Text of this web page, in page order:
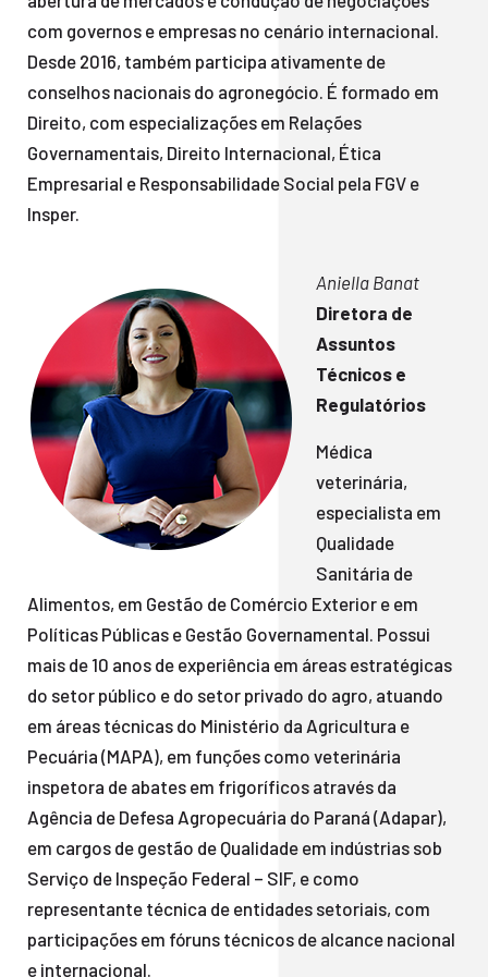
com governos e empresas no cenário internacional.
Desde 2016, também participa ativamente de
conselhos nacionais do agronegócio. É formado em
Direito, com especializações em Relações
Governamentais, Direito Internacional, Ética
Empresarial e Responsabilidade Social pela FGV e
Insper.
Aniella Banat
Diretora de
Assuntos
Técnicos e
Regulatórios
Médica
veterinária,
especialista em
Qualidade
Sanitária de
Alimentos, em Gestão de Comércio Exterior e em
Políticas Públicas e Gestão Governamental. Possui
mais de 10 anos de experiência em áreas estratégicas
do setor público e do setor privado do agro, atuando
em áreas técnicas do Ministério da Agricultura e
Pecuária (MAPA), em funções como veterinária
inspetora de abates em frigoríficos através da
Agência de Defesa Agropecuária do Paraná (Adapar),
em cargos de gestão de Qualidade em indústrias sob
Serviço de Inspeção Federal – SIF, e como
representante técnica de entidades setoriais, com
participações em fóruns técnicos de alcance nacional
e internacional.